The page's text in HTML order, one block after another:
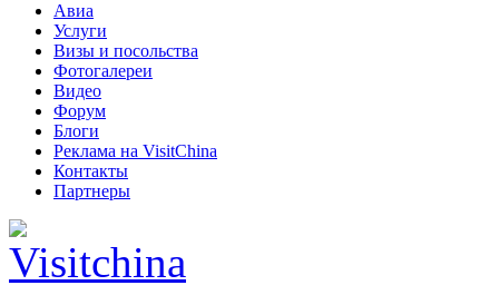
Авиа
Услуги
Визы и посольства
Фотогалереи
Видео
Форум
Блоги
Реклама на VisitChina
Контакты
Партнеры